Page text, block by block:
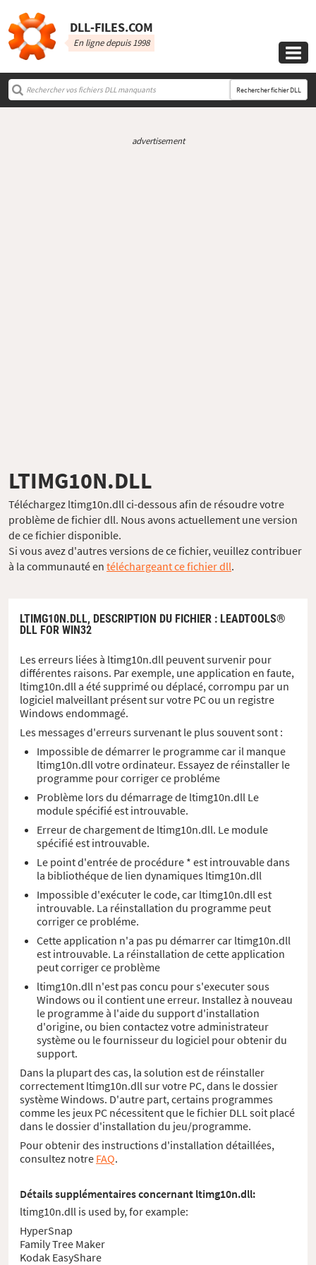
DLL‑FILES.COM
En ligne depuis 1998

Rechercher fichier DLL
advertisement
LTIMG10N.DLL
Téléchargez ltimg10n.dll ci-dessous afin de résoudre votre
problème de fichier dll. Nous avons actuellement une version
de ce fichier disponible.
Si vous avez d'autres versions de ce fichier, veuillez contribuer
à la communauté en téléchargeant ce fichier dll.
LTIMG10N.DLL, DESCRIPTION DU FICHIER : LEADTOOLS®
DLL FOR WIN32
Les erreurs liées à ltimg10n.dll peuvent survenir pour
différentes raisons. Par exemple, une application en faute,
ltimg10n.dll a été supprimé ou déplacé, corrompu par un
logiciel malveillant présent sur votre PC ou un registre
Windows endommagé.
Les messages d'erreurs survenant le plus souvent sont :
Impossible de démarrer le programme car il manque
ltimg10n.dll votre ordinateur. Essayez de réinstaller le
programme pour corriger ce probléme
Problème lors du démarrage de ltimg10n.dll Le
module spécifié est introuvable.
Erreur de chargement de ltimg10n.dll. Le module
spécifié est introuvable.
Le point d'entrée de procédure * est introuvable dans
la bibliothéque de lien dynamiques ltimg10n.dll
Impossible d'exécuter le code, car ltimg10n.dll est
introuvable. La réinstallation du programme peut
corriger ce probléme.
Cette application n'a pas pu démarrer car ltimg10n.dll
est introuvable. La réinstallation de cette application
peut corriger ce problème
ltimg10n.dll n'est pas concu pour s'executer sous
Windows ou il contient une erreur. Installez à nouveau
le programme à l'aide du support d'installation
d'origine, ou bien contactez votre administrateur
système ou le fournisseur du logiciel pour obtenir du
support.
Dans la plupart des cas, la solution est de réinstaller
correctement ltimg10n.dll sur votre PC, dans le dossier
système Windows. D'autre part, certains programmes
comme les jeux PC nécessitent que le fichier DLL soit placé
dans le dossier d'installation du jeu/programme.
Pour obtenir des instructions d'installation détaillées,
consultez notre FAQ.
Détails supplémentaires concernant ltimg10n.dll:
ltimg10n.dll is used by, for example:
HyperSnap
Family Tree Maker
Kodak EasyShare